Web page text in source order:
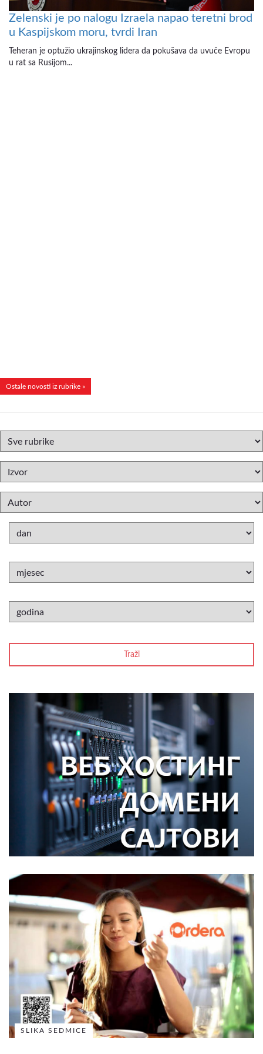
Zelenski je po nalogu Izraela napao teretni brod
u Kaspijskom moru, tvrdi Iran
Teheran je optužio ukrajinskog lidera da pokušava da uvuče Evropu
u rat sa Rusijom...
Ostale novosti iz rubrike »
SLIKA SEDMICE